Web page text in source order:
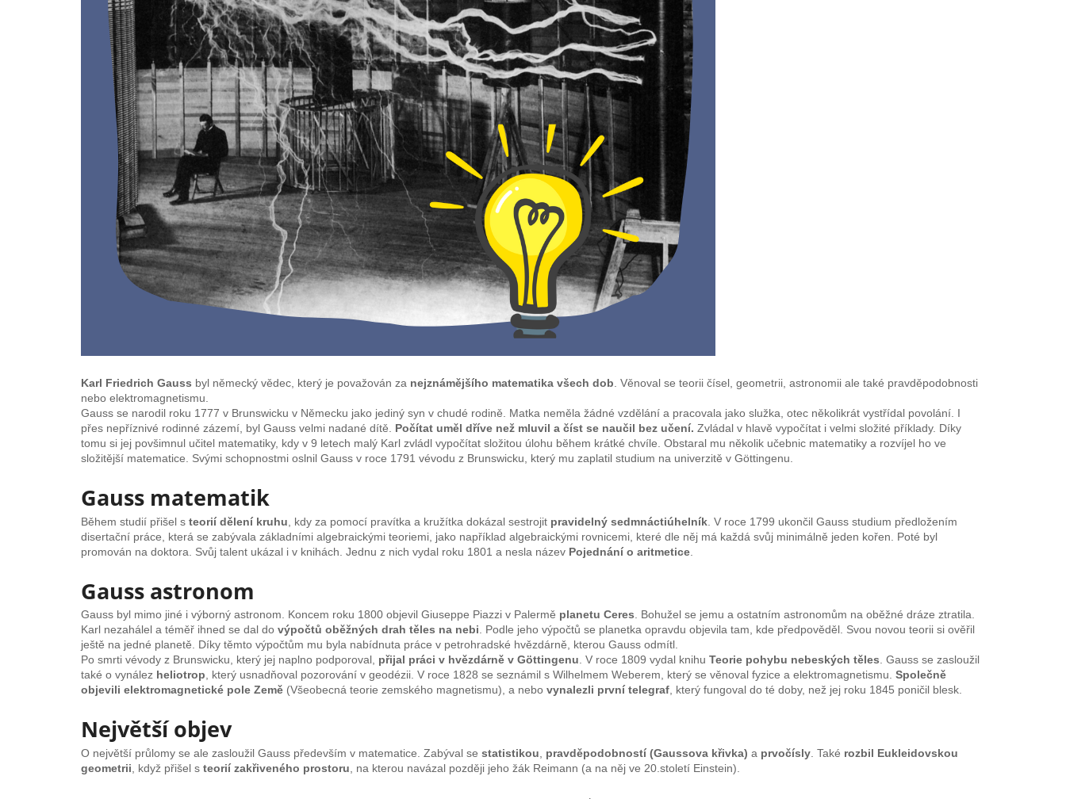
Karl Friedrich Gauss byl německý vědec, který je považován za nejznámějšího matematika všech dob . Věnoval se teorii čísel, geometrii, astronomii ale také pravděpodobnosti
nebo elektromagnetismu.
Gauss se narodil roku 1777 v Brunswicku v Německu jako jediný syn v chudé rodině. Matka neměla žádné vzdělání a pracovala jako služka, otec několikrát vystřídal povolání. I
přes nepříznivé rodinné zázemí, byl Gauss velmi nadané dítě. Počítat uměl dříve než mluvil a číst se naučil bez učení. Zvládal v hlavě vypočítat i velmi složité příklady. Díky
tomu si jej povšimnul učitel matematiky, kdy v 9 letech malý Karl zvládl vypočítat složitou úlohu během krátké chvíle. Obstaral mu několik učebnic matematiky a rozvíjel ho ve
složitější matematice. Svými schopnostmi oslnil Gauss v roce 1791 vévodu z Brunswicku, který mu zaplatil studium na univerzitě v Göttingenu.
Gauss matematik
Během studií přišel s teorií dělení kruhu , kdy za pomocí pravítka a kružítka dokázal sestrojit pravidelný sedmnáctiúhelník . V roce 1799 ukončil Gauss studium předložením
disertační práce, která se zabývala základními algebraickými teoriemi, jako například algebraickými rovnicemi, které dle něj má každá svůj minimálně jeden kořen. Poté byl
promován na doktora. Svůj talent ukázal i v knihách. Jednu z nich vydal roku 1801 a nesla název Pojednání o aritmetice
Gauss astronom
Gauss byl mimo jiné i výborný astronom. Koncem roku 1800 objevil Giuseppe Piazzi v Palermě planetu Ceres . Bohužel se jemu a ostatním astronomům na oběžné dráze ztratila.
Karl nezahálel a téměř ihned se dal do výpočtů oběžných drah těles na nebi . Podle jeho výpočtů se planetka opravdu objevila tam, kde předpověděl. Svou novou teorii si ověřil
ještě na jedné planetě. Díky těmto výpočtům mu byla nabídnuta práce v petrohradské hvězdárně, kterou Gauss odmítl.
Po smrti vévody z Brunswicku, který jej naplno podporoval, přijal práci v hvězdárně v Göttingenu . V roce 1809 vydal knihu Teorie pohybu nebeských těles . Gauss se zasloužil
také o vynález heliotrop , který usnadňoval pozorování v geodézii. V roce 1828 se seznámil s Wilhelmem Weberem, který se věnoval fyzice a elektromagnetismu. Společně
objevili elektromagnetické pole Země (Všeobecná teorie zemského magnetismu), a nebo vynalezli první telegraf , který fungoval do té doby, než jej roku 1845 poničil blesk.
Největší objev
O největší průlomy se ale zasloužil Gauss především v matematice. Zabýval se statistikou pravděpodobností (Gaussova křivka) a prvočísly . Také rozbil Eukleidovskou
geometrii , když přišel s teorií zakřiveného prostoru , na kterou navázal později jeho žák Reimann (a na něj ve 20.století Einstein).